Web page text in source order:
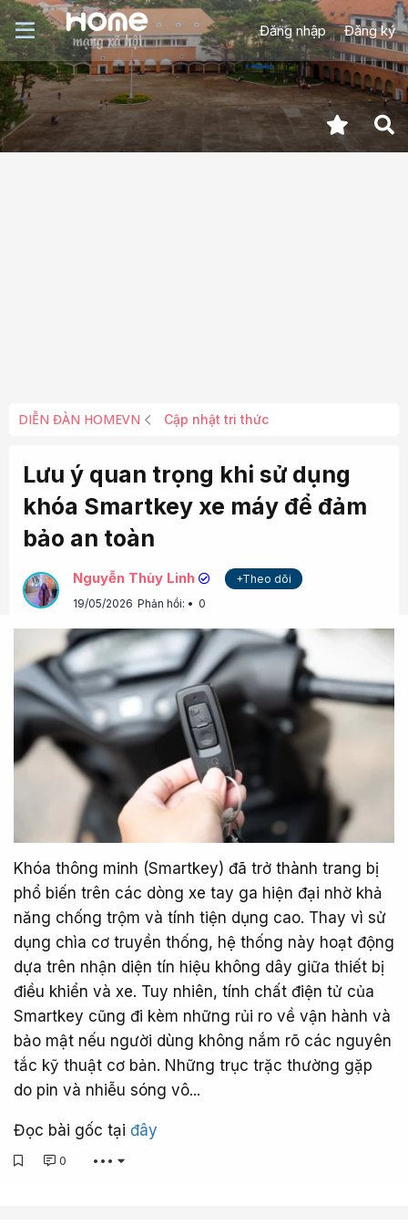
Đăng nhập Đăng ký
DIỄN ĐÀN HOMEVN Cập nhật tri thức
Lưu ý quan trọng khi sử dụng
khóa Smartkey xe máy để đảm
bảo an toàn
Nguyễn Thùy Linh
+Theo dõi
19/05/2026 Phản hồi: 0
Khóa thông minh (Smartkey) đã trở thành trang bị
phổ biến trên các dòng xe tay ga hiện đại nhờ khả
năng chống trộm và tính tiện dụng cao. Thay vì sử
dụng chìa cơ truyền thống, hệ thống này hoạt động
dựa trên nhận diện tín hiệu không dây giữa thiết bị
điều khiển và xe. Tuy nhiên, tính chất điện tử của
Smartkey cũng đi kèm những rủi ro về vận hành và
bảo mật nếu người dùng không nắm rõ các nguyên
tắc kỹ thuật cơ bản. Những trục trặc thường gặp
do pin và nhiễu sóng vô...
Đọc bài gốc tại đây
0 •••